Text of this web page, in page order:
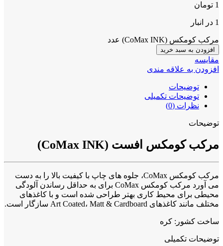
1 تومان
1 در انبار
مرکب کومکس (CoMax INK) عدد
افزودن به سبد خرید
مقايسه
افزودن به علاقه مندی
توضیحات
توضیحات تکمیلی
نظرات (0)
توضیحات
مرکب کومکس افست (CoMax INK)
مرکب کومکس CoMax، جلوه های چاپ با کیفیت بالا را به دست
می آورد مرکب کومکس CoMax برای به حداقل رساندن آلودگی
محیطی برای محیط کاری بهتر طراحی شده است و با کاغذهای
مختلف مانند کاغذهای Art Coated، Matt & Cardboard سازگار است.
ساخت کشور: کره
توضیحات تکمیلی